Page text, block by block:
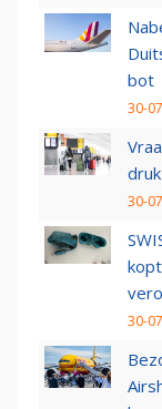
bot
30-
30-
30-